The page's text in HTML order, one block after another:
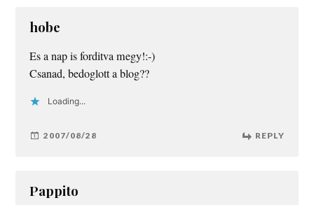
hobe
Es a nap is forditva megy!:-)
Csanad, bedoglott a blog??
Loading...
2007/08/28 REPLY
Pappito